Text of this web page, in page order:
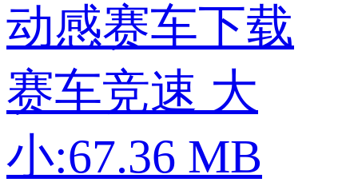
动感赛车下载
赛车竞速 大
小:67.36 MB